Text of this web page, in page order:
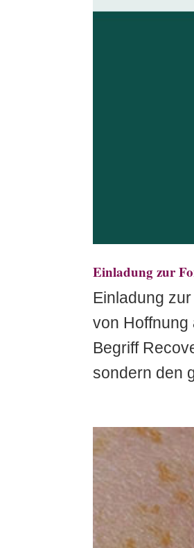
Einladung zur
Einladung
von Hoffnung
Begriff
sondern den